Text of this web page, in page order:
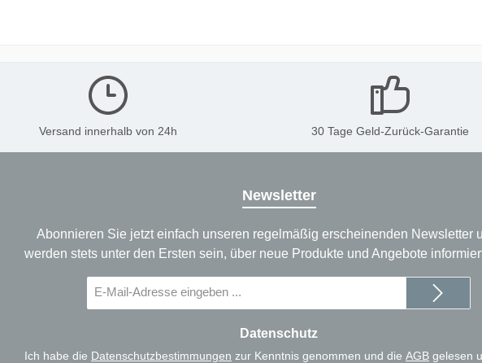
Versand innerhalb von 24h 30 Tage Geld-Zurück-Garantie
Newsletter
Abonnieren Sie jetzt einfach unseren regelmäßig erscheinenden Newsletter
werden stets unter den Ersten sein, über neue Produkte und Angebote
Mail-
Datenschutz
Ich habe die Datenschutzbestimmungen zur Kenntnis genommen und die AGB gelesen